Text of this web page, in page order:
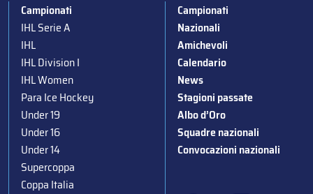
Campionati
IHL Serie A
IHL
IHL Division I
IHL Women
Para Ice Hockey
Under 19
Under 16
Under 14
Supercoppa
Coppa Italia
Campionati
Nazionali
Amichevoli
Calendario
News
Stagioni passate
Albo d’Oro
Squadre nazionali
Convocazioni nazionali